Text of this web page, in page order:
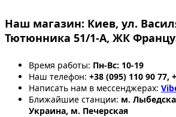
Наш магазин: Киев, ул.
Тютюнника 51/1-А, ЖК
Время работы: Пн-Вс: 10-19
Наш телефон: +38 (095) 110 90 77,
Написать нам в мессенджерах:
Ближайшие станции: м.
Украина, м. Печерская